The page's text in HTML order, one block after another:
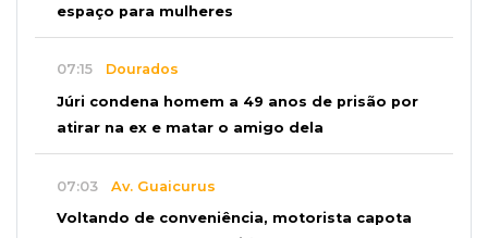
espaço para mulheres
07:15 Dourados
Júri condena homem a 49 anos de prisão por
atirar na ex e matar o amigo dela
07:03 Av. Guaicurus
Voltando de conveniência, motorista capota